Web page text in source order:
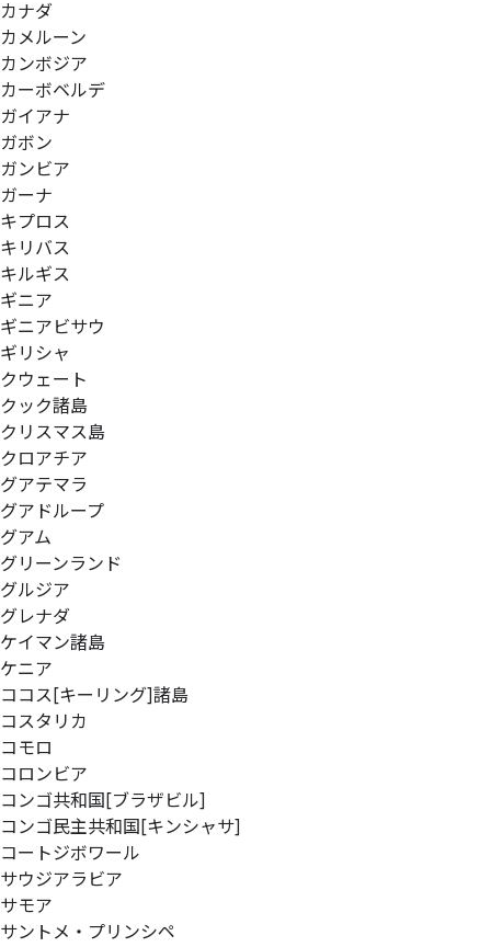
カナダ
カメルーン
カンボジア
カーボベルデ
ガイアナ
ガボン
ガンビア
ガーナ
キプロス
キリバス
キルギス
ギニア
ギニアビサウ
ギリシャ
クウェート
クック諸島
クリスマス島
クロアチア
グアテマラ
グアドループ
グアム
グリーンランド
グルジア
グレナダ
ケイマン諸島
ケニア
ココス[キーリング]諸島
コスタリカ
コモロ
コロンビア
コンゴ共和国[ブラザビル]
コンゴ民主共和国[キンシャサ]
コートジボワール
サウジアラビア
サモア
サントメ・プリンシペ